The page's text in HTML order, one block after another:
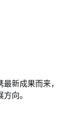
新成果而来，
向。